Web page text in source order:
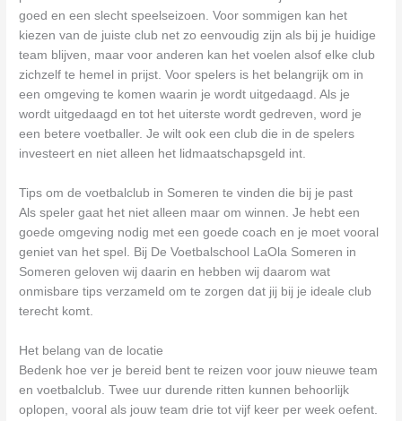
goed en een slecht speelseizoen. Voor sommigen kan het
kiezen van de juiste club net zo eenvoudig zijn als bij je huidige
team blijven, maar voor anderen kan het voelen alsof elke club
zichzelf te hemel in prijst. Voor spelers is het belangrijk om in
een omgeving te komen waarin je wordt uitgedaagd. Als je
wordt uitgedaagd en tot het uiterste wordt gedreven, word je
een betere voetballer. Je wilt ook een club die in de spelers
investeert en niet alleen het lidmaatschapsgeld int.
Tips om de voetbalclub in Someren te vinden die bij je past
Als speler gaat het niet alleen maar om winnen. Je hebt een
goede omgeving nodig met een goede coach en je moet vooral
geniet van het spel. Bij De Voetbalschool LaOla Someren in
Someren geloven wij daarin en hebben wij daarom wat
onmisbare tips verzameld om te zorgen dat jij bij je ideale club
terecht komt.
Het belang van de locatie
Bedenk hoe ver je bereid bent te reizen voor jouw nieuwe team
en voetbalclub. Twee uur durende ritten kunnen behoorlijk
oplopen, vooral als jouw team drie tot vijf keer per week oefent.